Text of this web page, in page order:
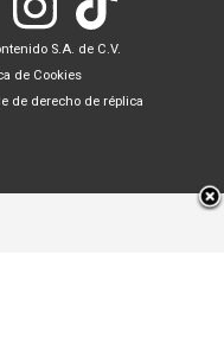
S.A. de C.V.
de Cookies
de derecho de réplica